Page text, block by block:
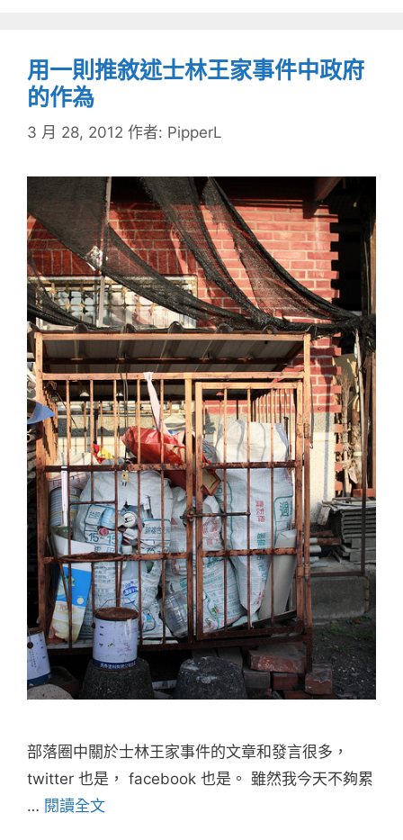
用一則推敘述士林王家事件中政府
的作為
3 月 28, 2012 作者: PipperL
部落圈中關於士林王家事件的文章和發言很多，
twitter 也是， facebook 也是。 雖然我今天不夠累
… 閱讀全文